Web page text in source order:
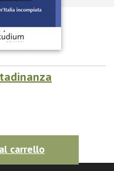
carrello